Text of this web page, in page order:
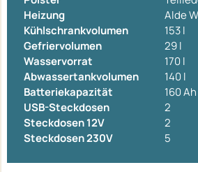
Heizung
Alde
Kühlschrankvolumen
153 l
Gefriervolumen
29 l
Wasservorrat
170 l
Abwassertankvolumen
140 l
Batteriekapazität
160 Ah
USB-Steckdosen
2
Steckdosen 12V
2
Steckdosen 230V
5